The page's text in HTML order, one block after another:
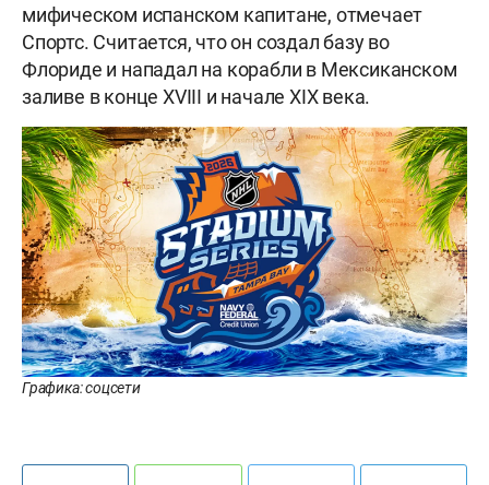
мифическом испанском капитане, отмечает
Спортс. Считается, что он создал базу во
Флориде и нападал на корабли в Мексиканском
заливе в конце XVIII и начале XIX века.
Графика: соцсети